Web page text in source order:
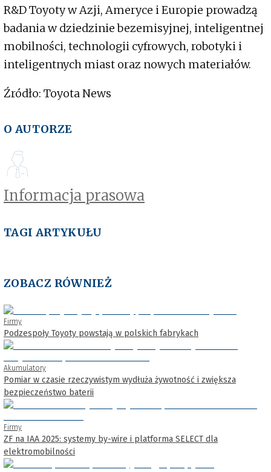
R&D Toyoty w Azji, Ameryce i Europie prowadzą
badania w dziedzinie bezemisyjnej, inteligentnej
mobilności, technologii cyfrowych, robotyki i
inteligentnych miast oraz nowych materiałów.
Źródło: Toyota News
O AUTORZE
Informacja prasowa
TAGI ARTYKUŁU
ZOBACZ RÓWNIEŻ
Firmy
Podzespoły Toyoty powstają w polskich fabrykach
Akumulatory
Pomiar w czasie rzeczywistym wydłuża żywotność i zwiększa
bezpieczeństwo baterii
Firmy
ZF na IAA 2025: systemy by-wire i platforma SELECT dla
elektromobilności